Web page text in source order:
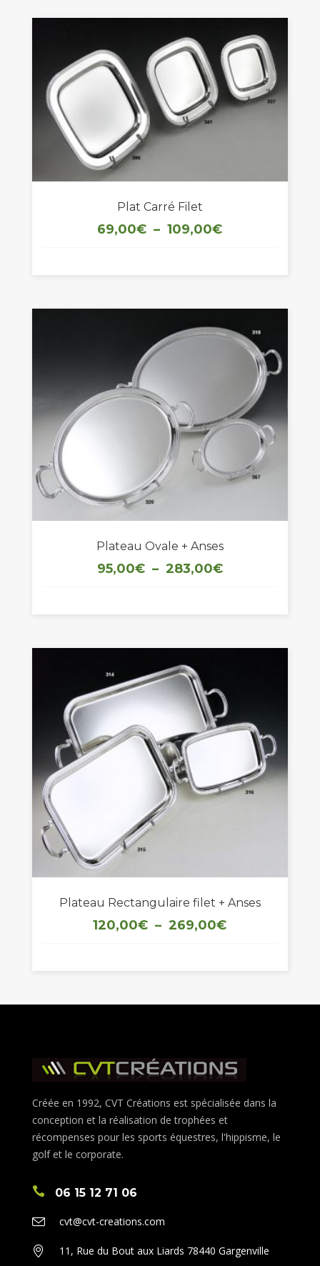
Plat Carré Filet
69,00€ – 109,00€Plage
Plateau Ovale + Anses
95,00€ – 283,00€Plage
de
Plateau Rectangulaire filet + Anses
120,00€ – 269,00€Plage
Créée en 1992, CVT Créations est spécialisée dans la
conception et la réalisation de trophées et
récompenses pour les sports équestres, l'hippisme, le
golf et le corporate.
06 15 12 71 06
cvt@cvt-creations.com
11, Rue du Bout aux Liards 78440 Gargenville